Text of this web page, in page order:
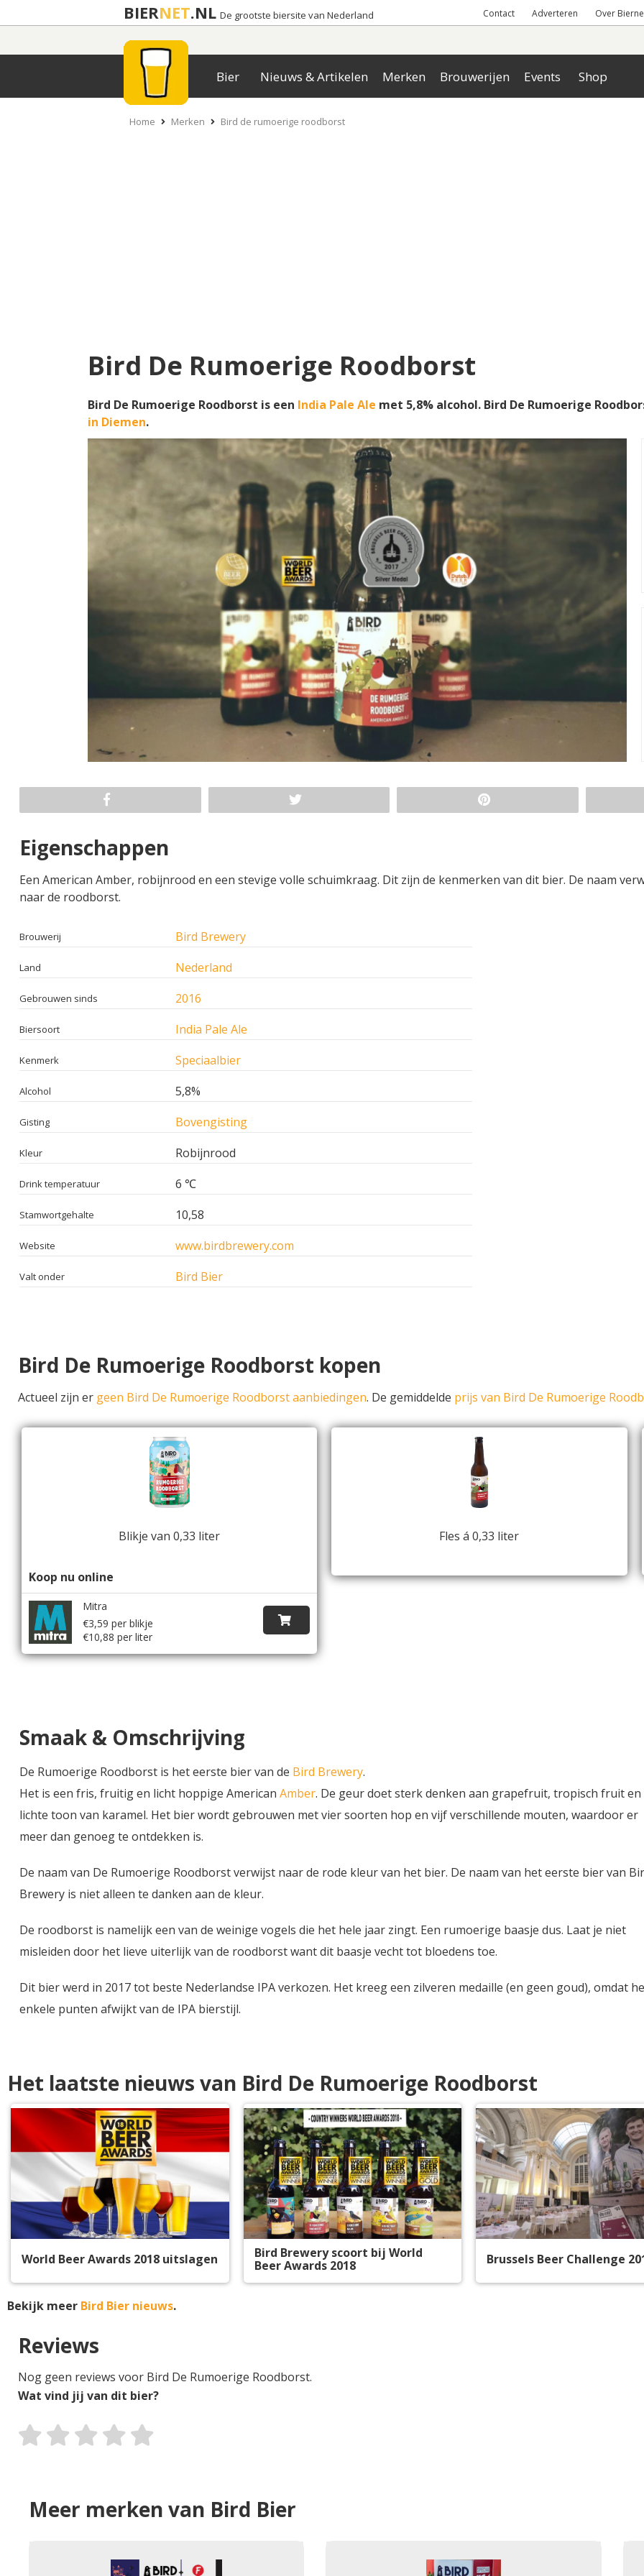
BIERNET.NL De grootste biersite van Nederland Contact Adverteren Over
Bier Nieuws & Artikelen Merken Brouwerijen Events Shop
Home Merken Bird de rumoerige roodborst
Bird De Rumoerige Roodborst
Bird De Rumoerige Roodborst is een India Pale Ale met 5,8% alcohol. Bird De Rumoerige
in Diemen.
Eigenschappen
Een American Amber, robijnrood en een stevige volle schuimkraag. Dit zijn de kenmerken van dit bier. De naam
naar de roodborst.
Brouwerij Bird Brewery
Land Nederland
Gebrouwen sinds 2016
Biersoort India Pale Ale
Kenmerk Speciaalbier
Alcohol 5,8%
Gisting Bovengisting
Kleur Robijnrood
Drink temperatuur 6 ℃
Stamwortgehalte 10,58
Website www.birdbrewery.com
Valt onder Bird Bier
Bird De Rumoerige Roodborst kopen
Actueel zijn er geen Bird De Rumoerige Roodborst aanbiedingen. De gemiddelde prijs van Bird De Rumoerige
Blikje van 0,33 liter
Koop nu online
Mitra
€3,59 per blikje
€10,88 per liter
Fles á 0,33 liter
Smaak & Omschrijving
De Rumoerige Roodborst is het eerste bier van de Bird Brewery.
Het is een fris, fruitig en licht hoppige American Amber. De geur doet sterk denken aan grapefruit, tropisch fruit en
lichte toon van karamel. Het bier wordt gebrouwen met vier soorten hop en vijf verschillende mouten, waardoor er
meer dan genoeg te ontdekken is.
De naam van De Rumoerige Roodborst verwijst naar de rode kleur van het bier. De naam van het eerste bier van
Brewery is niet alleen te danken aan de kleur.
De roodborst is namelijk een van de weinige vogels die het hele jaar zingt. Een rumoerige baasje dus. Laat je niet
misleiden door het lieve uiterlijk van de roodborst want dit baasje vecht tot bloedens toe.
Dit bier werd in 2017 tot beste Nederlandse IPA verkozen. Het kreeg een zilveren medaille (en geen goud), omdat
enkele punten afwijkt van de IPA bierstijl.
Het laatste nieuws van Bird De Rumoerige Roodborst
World Beer Awards 2018 uitslagen
Bird Brewery scoort bij World
Beer Awards 2018
Brussels Beer Challenge
Bekijk meer Bird Bier nieuws.
Reviews
Nog geen reviews voor Bird De Rumoerige Roodborst.
Wat vind jij van dit bier?
Meer merken van Bird Bier